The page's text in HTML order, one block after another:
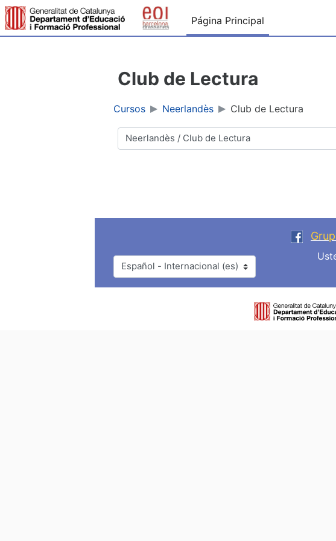
Salta al contenido principal
Página Principal
Club de Lectura
Cursos Neerlandès Club de Lectura
Categorías
Idioma